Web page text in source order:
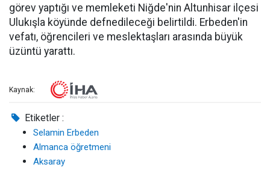
görev yaptığı ve memleketi Niğde'nin Altunhisar ilçesi
Ulukışla köyünde defnedileceği belirtildi. Erbeden'in
vefatı, öğrencileri ve meslektaşları arasında büyük
üzüntü yarattı.
Kaynak:
Etiketler :
Selamin Erbeden
Almanca öğretmeni
Aksaray